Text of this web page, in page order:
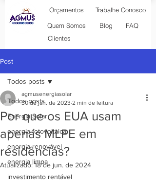
Orçamentos
Quem Somos
Blog FAQ
Trabalhe Conosco
Clientes
Post
Todos posts
Energia Solar
energia fotovoltaica
energia renovável
energia limpa
investimento rentável
Todos posts
Por que os EUA usam
apenas MLPE em
residências?
agmusenergiasolar
30 de jan. de 2023 2 min de leitura
Atualizado:18 de jun. de 2024